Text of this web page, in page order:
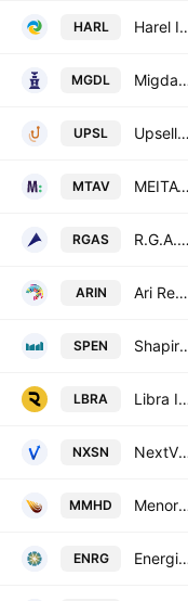
HARL Harel Insurance
MGDL Migdal Insurance &
UPSL Upsellon Brands Holdings Ltd.
MTAV MEITAV INVESTMENTS HOUSE LTD
RGAS R.G.A. Services and Cleaning (Israel) 1987 Ltd.
ARIN Ari Real Estate (Arena) Investment Ltd.
SPEN Shapir
LBRA Libra
NXSN NextVison
MMHD Menora
ENRG Energix-